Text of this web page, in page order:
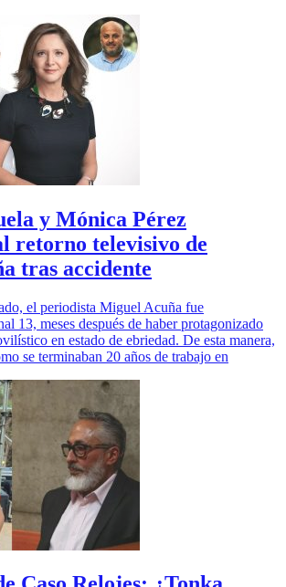
y Mónica Pérez
retorno televisivo de
tras accidente
el periodista Miguel Acuña fue
13, meses después de haber protagonizado
en estado de ebriedad. De esta manera,
se terminaban 20 años de trabajo en